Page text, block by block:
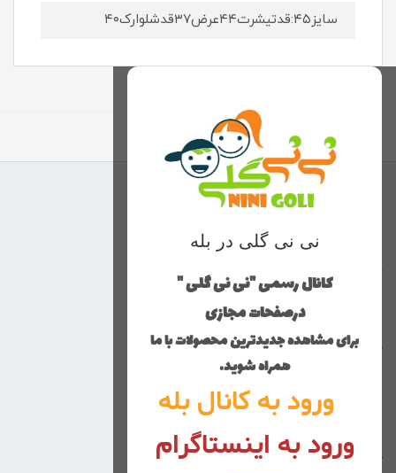
سایز۴۵:قدتیشرت۴۴عرض۳۷قدشلوارک۴۰
نی نی گلی در بله
کانال رسمی "نی نی گلی "
درصفحات مجازی
برای مشاهده جدیدترین محصولات با ما
همراه شوید.
ورود به کانال بله
ورود به اینستاگرام
برگشت به بالا
منوی وب‌سایت
خانه
کوچولوهای نی نی گلی
تماس با ما
کد پیگیری سفارشات